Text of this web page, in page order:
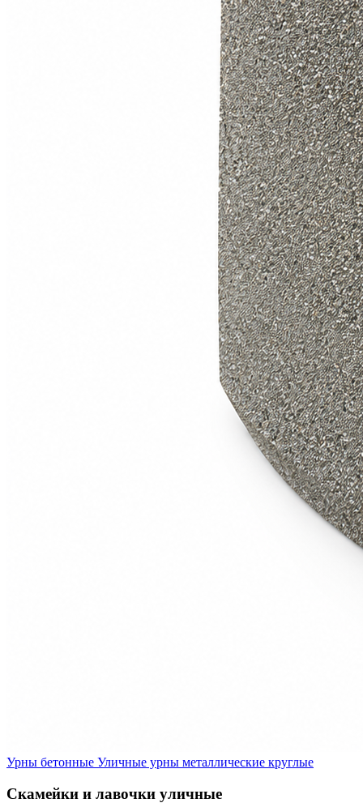
Урны бетонные Уличные урны металлические круглые
Скамейки и лавочки уличные